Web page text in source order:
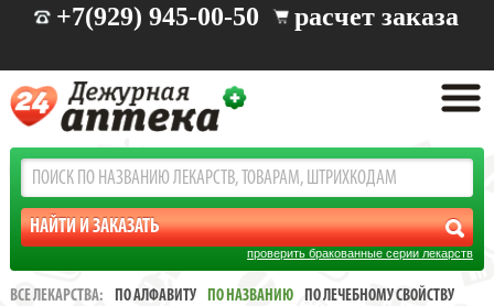
+7(929) 945-00-50 расчет заказа
проверить бракованные серии лекарств
ВСЕ ЛЕКАРСТВА: ПО АЛФАВИТУ ПО НАЗВАНИЮ
ПО ЛЕЧЕБНОМУ СВОЙСТВУ